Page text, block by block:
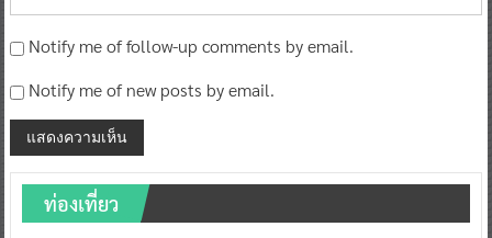
Notify me of follow-up comments by email.
Notify me of new posts by email.
ท่องเที่ยว